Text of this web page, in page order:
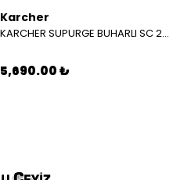
Karcher
KARCHER SUPURGE BUHARLI SC 2 EASYFIX EU BEYAZ 15126000
5,690.00 ₺